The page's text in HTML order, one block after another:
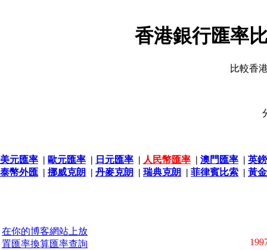
香港銀行匯率
比較香
美元匯率 | 歐元匯率 | 日元匯率 | 人民幣匯率 | 澳門匯率 | 英
泰幣外匯 | 挪威克朗 | 丹麥克朗 | 瑞典克朗 | 菲律賓比索 | 黃
在你的博客網站上放
置匯率換算匯率查詢